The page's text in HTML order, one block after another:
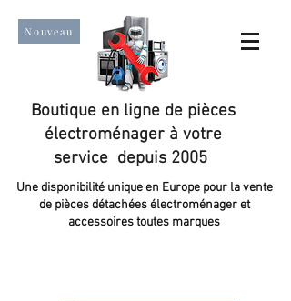
Nouveau
Boutique en ligne de pièces
électroménager à votre
service depuis 2005
Une disponibilité unique en Europe pour la vente
de pièces détachées électroménager et
accessoires toutes marques